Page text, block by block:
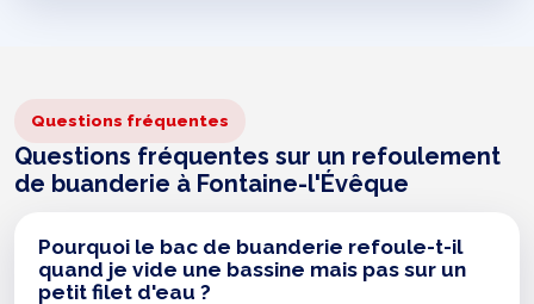
Questions fréquentes
Questions fréquentes sur un refoulement
de buanderie à Fontaine-l'Évêque
Pourquoi le bac de buanderie refoule-t-il
quand je vide une bassine mais pas sur un
petit filet d'eau ?